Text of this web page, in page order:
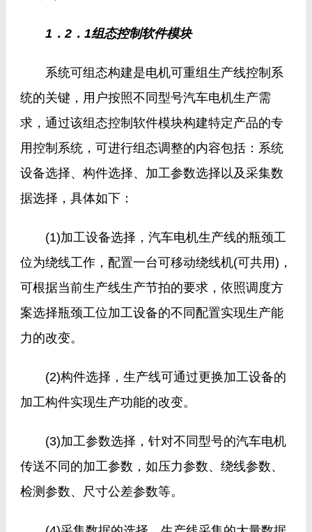
1．2．1组态控制软件模块
系统可组态构建是电机可重组生产线控制系
统的关键，用户按照不同型号汽车电机生产需
求，通过该组态控制软件模块构建特定产品的专
用控制系统，可进行组态调整的内容包括：系统
设备选择、构件选择、加工参数选择以及采集数
据选择，具体如下：
(1)加工设备选择，汽车电机生产线的瓶颈工
位为绕线工作，配置一台可移动绕线机(可共用)，
可根据当前生产线生产节拍的要求，依照调度方
案选择瓶颈工位加工设备的不同配置实现生产能
力的改变。
(2)构件选择，生产线可通过更换加工设备的
加工构件实现生产功能的改变。
(3)加工参数选择，针对不同型号的汽车电机
传送不同的加工参数，如压力参数、绕线参数、
检测参数、尺寸公差参数等。